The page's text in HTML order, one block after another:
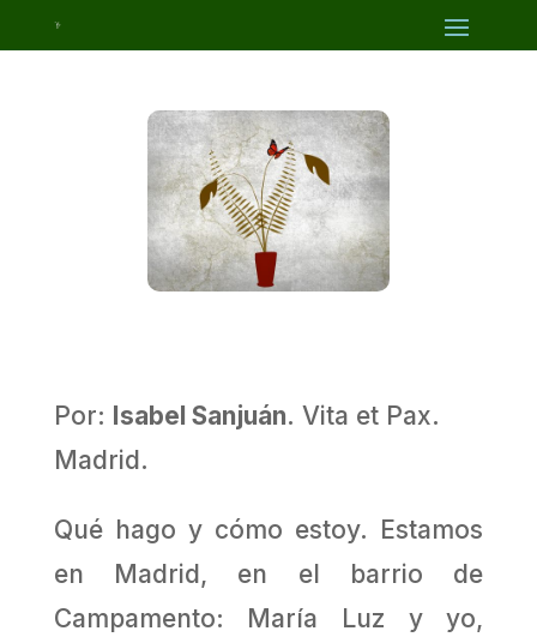
Por: Isabel Sanjuán. Vita et Pax.
Madrid.
Qué hago y cómo estoy. Estamos
en Madrid, en el barrio de
Campamento: María Luz y yo,